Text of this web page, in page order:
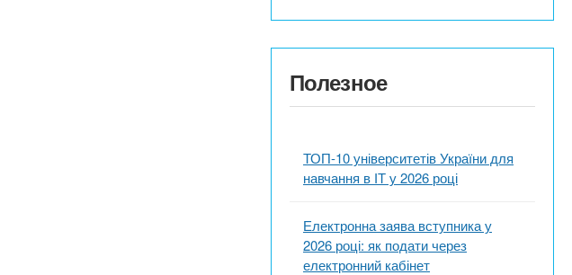
Полезное
ТОП-10 університетів України для
навчання в ІТ у 2026 році
Електронна заява вступника у
2026 році: як подати через
електронний кабінет